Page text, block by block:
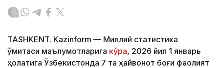
TASHKENT. Kazinform — Миллий статистика
қўмитаси маълумотларига кўра, 2026 йил 1 январь
ҳолатига Ўзбекистонда 7 та ҳайвонот боғи фаолият